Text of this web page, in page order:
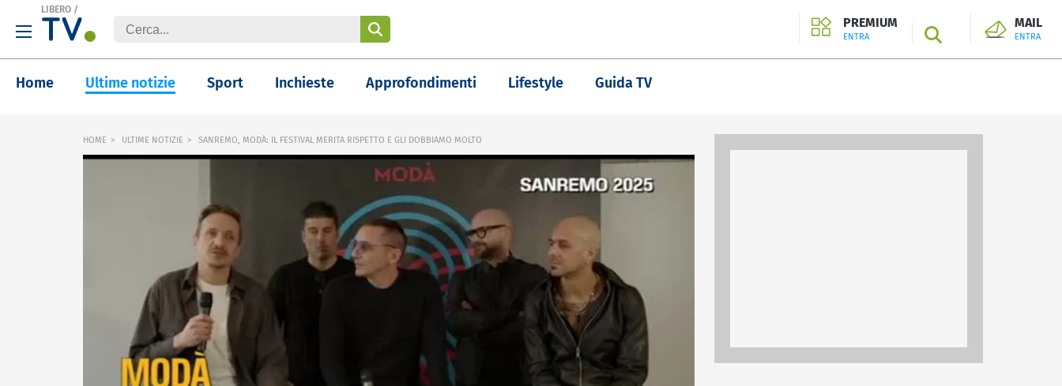
LIBERO /
PREMIUM
ENTRA SEARCH
MAIL
ENTRA
Home Ultime notizie Sport Inchieste Approfondimenti Lifestyle Guida TV
HOME ULTIME NOTIZIE SANREMO, MODÀ: IL FESTIVAL MERITA RISPETTO E GLI DOBBIAMO MOLTO